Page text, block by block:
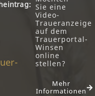
Sie eine
Video-
Traueranzeige
auf dem
Trauerportal-
Winsen
online
stellen?
Mehr
Informationen